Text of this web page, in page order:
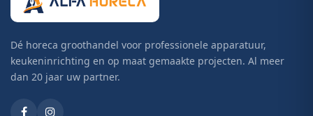
Dé horeca groothandel voor professionele apparatuur,
keukeninrichting en op maat gemaakte projecten. Al meer
dan 20 jaar uw partner.